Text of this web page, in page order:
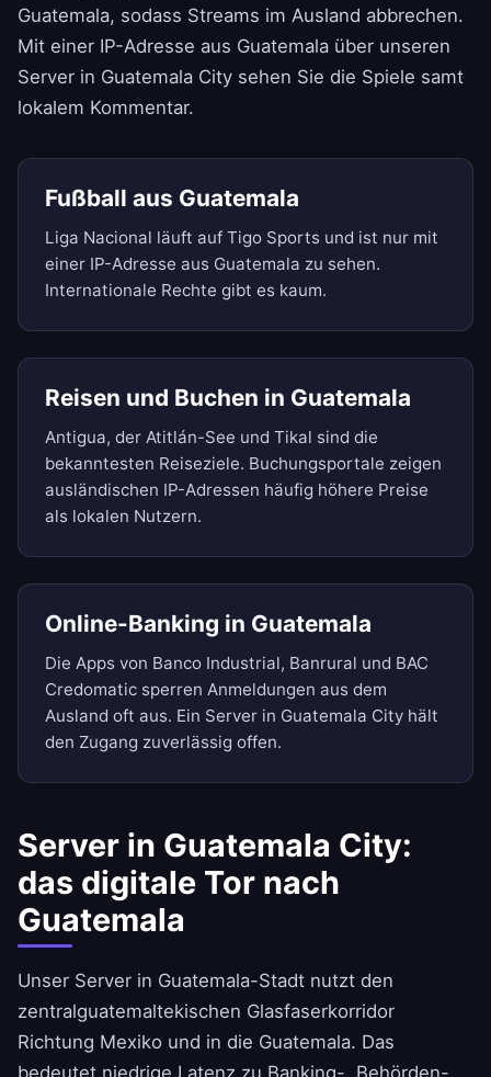
Guatemala, sodass Streams im Ausland abbrechen.
Mit einer IP-Adresse aus Guatemala über unseren
Server in Guatemala City sehen Sie die Spiele samt
lokalem Kommentar.
Fußball aus Guatemala
Liga Nacional läuft auf Tigo Sports und ist nur mit
einer IP-Adresse aus Guatemala zu sehen.
Internationale Rechte gibt es kaum.
Reisen und Buchen in Guatemala
Antigua, der Atitlán-See und Tikal sind die
bekanntesten Reiseziele. Buchungsportale zeigen
ausländischen IP-Adressen häufig höhere Preise
als lokalen Nutzern.
Online-Banking in Guatemala
Die Apps von Banco Industrial, Banrural und BAC
Credomatic sperren Anmeldungen aus dem
Ausland oft aus. Ein Server in Guatemala City hält
den Zugang zuverlässig offen.
Server in Guatemala City:
das digitale Tor nach
Guatemala
Unser Server in Guatemala-Stadt nutzt den
zentralguatemaltekischen Glasfaserkorridor
Richtung Mexiko und in die Guatemala. Das